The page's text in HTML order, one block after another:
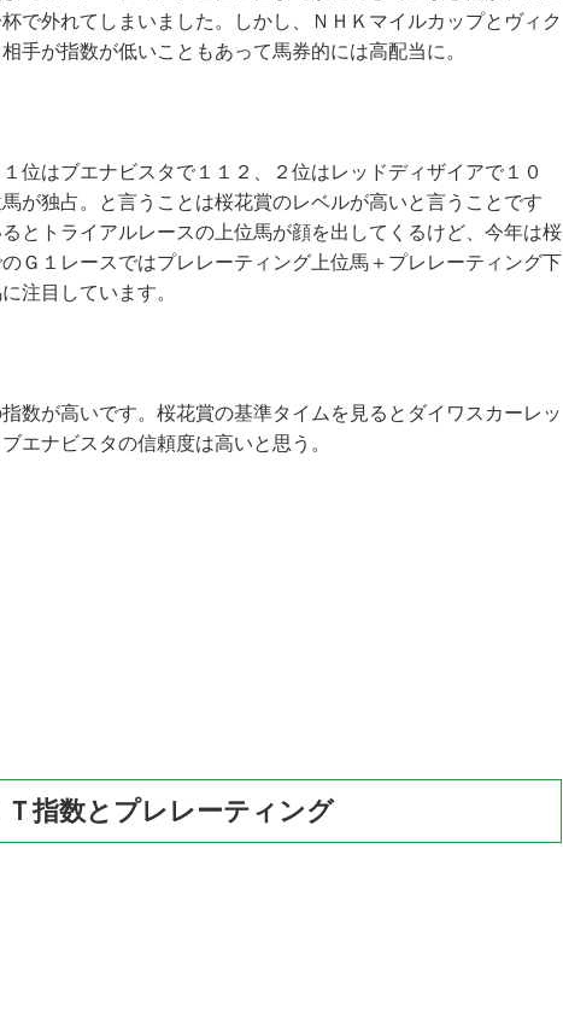
で外れてしまいました。しかし、ＮＨＫマイルカップとヴィク
手が指数が低いこともあって馬券的には高配当に。
位はブエナビスタで１１２、２位はレッドディザイアで１０
が独占。と言うことは桜花賞のレベルが高いと言うことです
とトライアルレースの上位馬が顔を出してくるけど、今年は桜
Ｇ１レースではプレレーティング上位馬＋プレレーティング下
注目しています。
数が高いです。桜花賞の基準タイムを見るとダイワスカーレッ
エナビスタの信頼度は高いと思う。
指数とプレレーティング